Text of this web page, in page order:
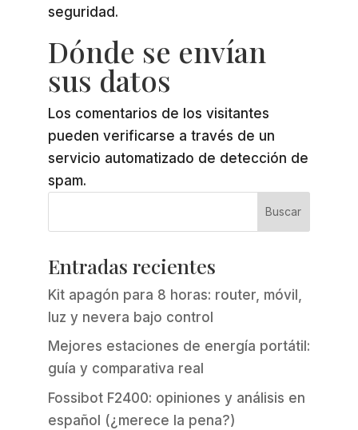
seguridad.
Dónde se envían
sus datos
Los comentarios de los visitantes
pueden verificarse a través de un
servicio automatizado de detección de
spam.
Entradas recientes
Kit apagón para 8 horas: router, móvil,
luz y nevera bajo control
Mejores estaciones de energía portátil:
guía y comparativa real
Fossibot F2400: opiniones y análisis en
español (¿merece la pena?)